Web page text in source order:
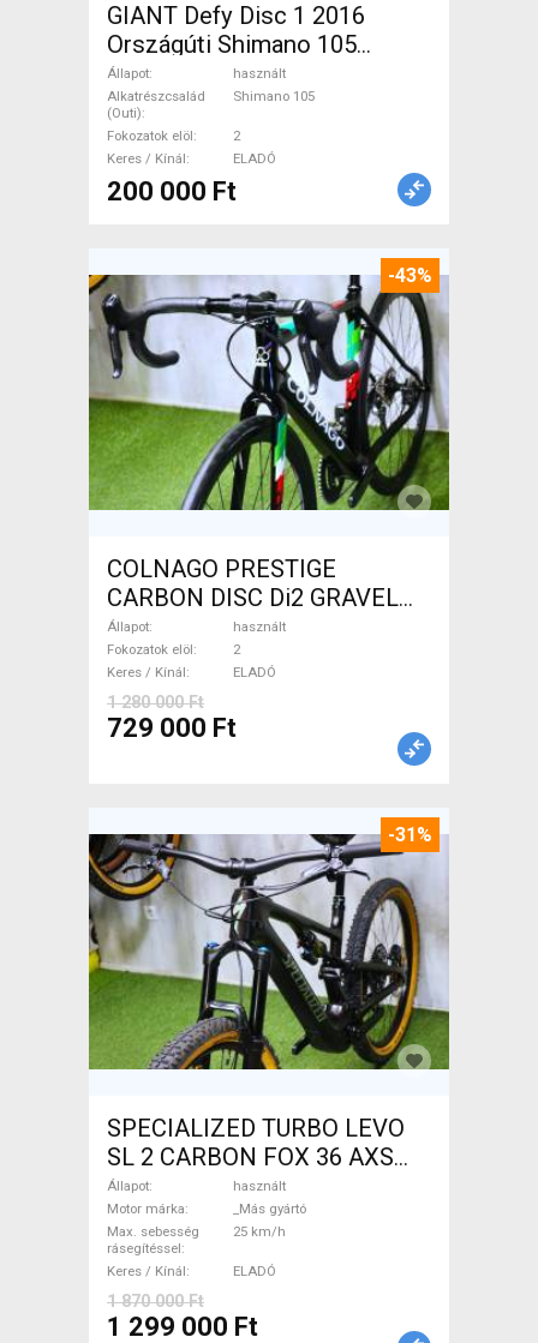
GIANT Defy Disc 1 2016
Országúti Shimano 105
tárcsafék használt ELADÓ
Állapot
használt
Alkatrészcsalád
(Outi)
Shimano 105
Fokozatok elöl
2
Keres / Kínál
ELADÓ
200 000 Ft
-43%
COLNAGO PRESTIGE
CARBON DISC Di2 GRAVEL
Gravel / CX tárcsafék használt
ELADÓ
Állapot
használt
Fokozatok elöl
2
Keres / Kínál
ELADÓ
1 280 000 Ft
729 000 Ft
-31%
SPECIALIZED TURBO LEVO
SL 2 CARBON FOX 36 AXS
Elektromos Mountain Bike
össztelós / fully _Más gyártó
használt ELADÓ
Állapot
használt
Motor márka
_Más gyártó
Max. sebesség
rásegítéssel
25 km/h
Keres / Kínál ELADÓ
1 870 000 Ft
1 299 000 Ft